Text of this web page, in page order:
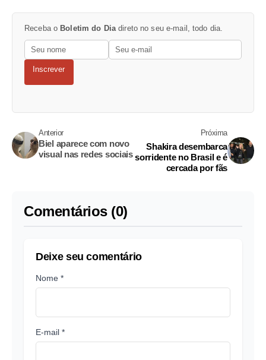
Receba o Boletim do Diadireto no seu e-mail, todo dia.
Inscrever
Anterior
Biel aparece com novo
visual nas redes sociais
Próxima
Shakira desembarca
sorridente no Brasil e é
cercada por fãs
Comentários (0)
Deixe seu comentário
Nome *
E-mail *